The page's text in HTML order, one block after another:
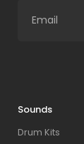
Sounds
Drum Kits